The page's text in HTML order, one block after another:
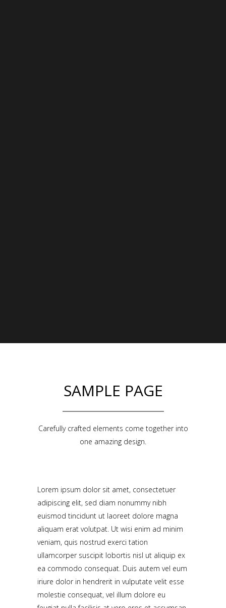
SAMPLE PAGE
Carefully crafted elements come together into
one amazing design.
Lorem ipsum dolor sit amet, consectetuer
adipiscing elit, sed diam nonummy nibh
euismod tincidunt ut laoreet dolore magna
aliquam erat volutpat. Ut wisi enim ad minim
veniam, quis nostrud exerci tation
ullamcorper suscipit lobortis nisl ut aliquip ex
ea commodo consequat. Duis autem vel eum
iriure dolor in hendrerit in vulputate velit esse
molestie consequat, vel illum dolore eu